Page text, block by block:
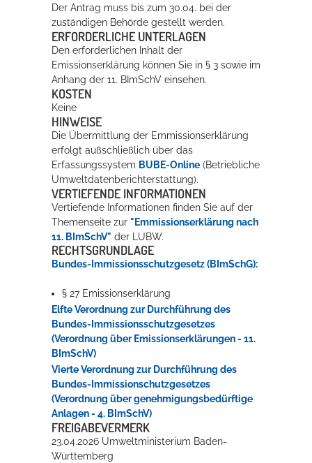
Der Antrag muss bis zum 30.04. bei der
zuständigen Behörde gestellt werden.
ERFORDERLICHE UNTERLAGEN
Den erforderlichen Inhalt der
Emissionserklärung können Sie in § 3 sowie im
Anhang der 11. BImSchV einsehen.
KOSTEN
Keine
HINWEISE
Die Übermittlung der Emmissionserklärung
erfolgt außschließlich über das
Erfassungssystem BUBE-Online (Betriebliche
Umweltdatenberichterstattung).
VERTIEFENDE INFORMATIONEN
Vertiefende Informationen finden Sie auf der
Themenseite zur "Emmissionserklärung nach
11. BImSchV" der LUBW.
RECHTSGRUNDLAGE
Bundes-Immissionsschutzgesetz (BImSchG):
§ 27 Emissionserklärung
Elfte Verordnung zur Durchführung des
Bundes-Immissionsschutzgesetzes
(Verordnung über Emissionserklärungen - 11.
BImSchV)
Vierte Verordnung zur Durchführung des
Bundes-Immissionschutzgesetzes
(Verordnung über genehmigungsbedürftige
Anlagen - 4. BImSchV)
FREIGABEVERMERK
23.04.2026 Umweltministerium Baden-
Württemberg